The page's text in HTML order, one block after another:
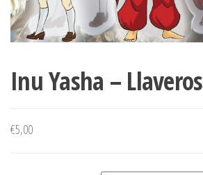
Inu Yasha – Llaveros
€5,00